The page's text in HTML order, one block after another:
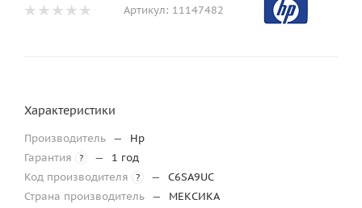
Артикул: 11147482
Характеристики
Производитель —
Hp
Гарантия
? —
1 год
Код производителя
? —
C6SA9UC
Страна производитель —
МЕКСИКА